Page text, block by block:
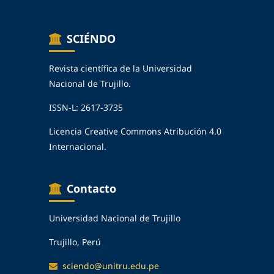
SCIÉNDO
Revista científica de la Universidad
Nacional de Trujillo.
ISSN-L: 2617-3735
Licencia Creative Commons Atribución 4.0
Internacional.
Contacto
Universidad Nacional de Trujillo
Trujillo, Perú
sciendo@unitru.edu.pe